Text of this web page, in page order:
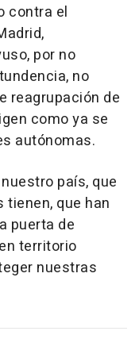
contra el
por no
no
reagrupación de
como ya se
autónomas.
país, que
que han
puerta de
territorio
nuestras